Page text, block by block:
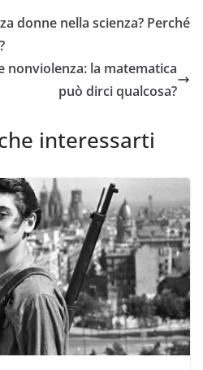
donne nella scienza? Perché
nonviolenza: la matematica
può dirci qualcosa?
interessarti